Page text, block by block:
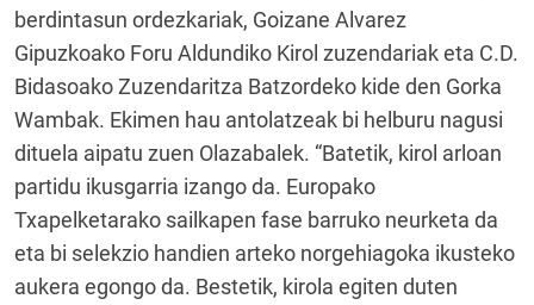
berdintasun ordezkariak, Goizane Alvarez
Gipuzkoako Foru Aldundiko Kirol zuzendariak eta C.D.
Bidasoako Zuzendaritza Batzordeko kide den Gorka
Wambak. Ekimen hau antolatzeak bi helburu nagusi
dituela aipatu zuen Olazabalek. “Batetik, kirol arloan
partidu ikusgarria izango da. Europako
Txapelketarako sailkapen fase barruko neurketa da
eta bi selekzio handien arteko norgehiagoka ikusteko
aukera egongo da. Bestetik, kirola egiten duten